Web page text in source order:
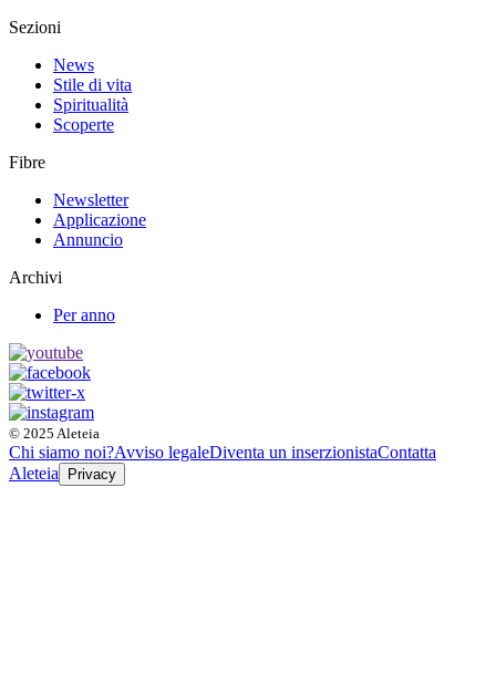
Sezioni
News
Stile di vita
Spiritualità
Scoperte
Fibre
Newsletter
Applicazione
Annuncio
Archivi
Per anno
© 2025 Aleteia
Chi siamo noi?Avviso legaleDiventa un inserzionistaContatta
Aleteia
Privacy